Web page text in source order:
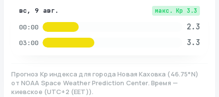
вс, 9 авг. макс. Kp 3.3
00:00 2.3
03:00 3.3
Прогноз Kp индекса для города Новая Каховка (46.75°N)
от NOAA Space Weather Prediction Center. Время —
киевское (UTC+2 (EET)).